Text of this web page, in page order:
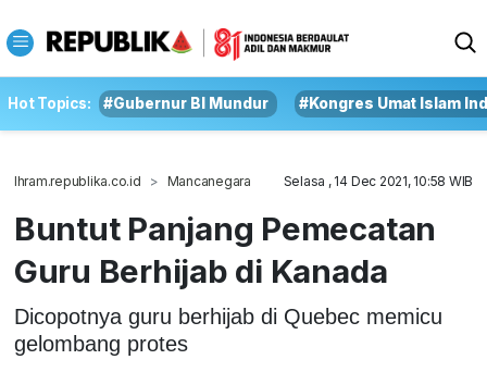
Hot Topics: #Gubernur BI Mundur #Kongres Umat Islam
Ihram.republika.co.id Mancanegara Selasa , 14 Dec 2021, 10:58 WIB
Buntut Panjang Pemecatan
Guru Berhijab di Kanada
Dicopotnya guru berhijab di Quebec memicu
gelombang protes